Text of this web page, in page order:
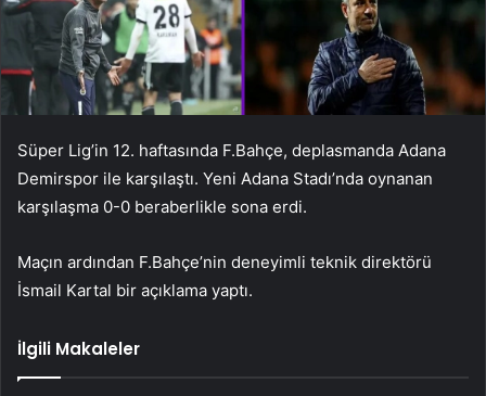
Süper Lig’in 12. haftasında F.Bahçe, deplasmanda Adana
Demirspor ile karşılaştı. Yeni Adana Stadı’nda oynanan
karşılaşma 0-0 beraberlikle sona erdi.
Maçın ardından F.Bahçe’nin deneyimli teknik direktörü
İsmail Kartal bir açıklama yaptı.
İlgili Makaleler